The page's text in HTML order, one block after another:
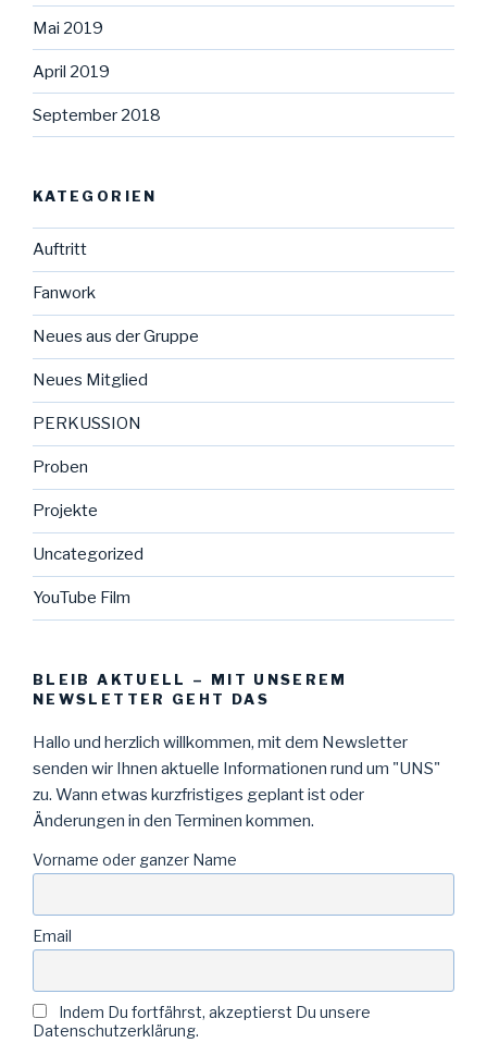
Mai 2019
April 2019
September 2018
KATEGORIEN
Auftritt
Fanwork
Neues aus der Gruppe
Neues Mitglied
PERKUSSION
Proben
Projekte
Uncategorized
YouTube Film
BLEIB AKTUELL – MIT UNSEREM
NEWSLETTER GEHT DAS
Hallo und herzlich willkommen, mit dem Newsletter
senden wir Ihnen aktuelle Informationen rund um "UNS"
zu. Wann etwas kurzfristiges geplant ist oder
Änderungen in den Terminen kommen.
Vorname oder ganzer Name
Email
Indem Du fortfährst, akzeptierst Du unsere
Datenschutzerklärung.